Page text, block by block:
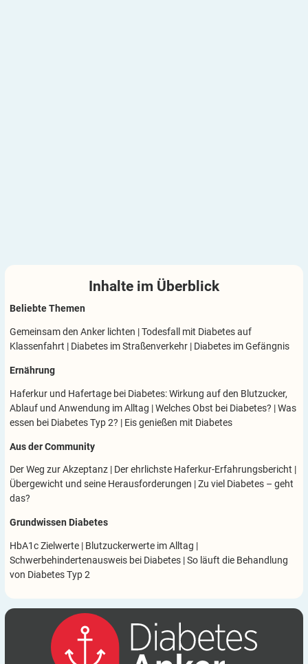
Inhalte im Überblick
Beliebte Themen
Gemeinsam den Anker lichten |Todesfall mit Diabetes auf
Klassenfahrt | Diabetes im Straßenverkehr | Diabetes im Gefängnis
Ernährung
Haferkur und Hafertage bei Diabetes: Wirkung auf den Blutzucker,
Ablauf und Anwendung im Alltag |Welches Obst bei Diabetes? |Was
essen bei Diabetes Typ 2? | Eis genießen mit Diabetes
Aus der Community
Der Weg zur Akzeptanz | Der ehrlichste Haferkur-Erfahrungsbericht |
Übergewicht und seine Herausforderungen |Zu viel Diabetes – geht
das?
Grundwissen Diabetes
HbA1c Zielwerte | Blutzuckerwerte im Alltag |
Schwerbehindertenausweis bei Diabetes |So läuft die Behandlung
von Diabetes Typ 2